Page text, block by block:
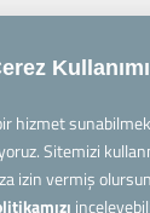
Kullanımı
hizmet
Sitemizi
izin vermiş